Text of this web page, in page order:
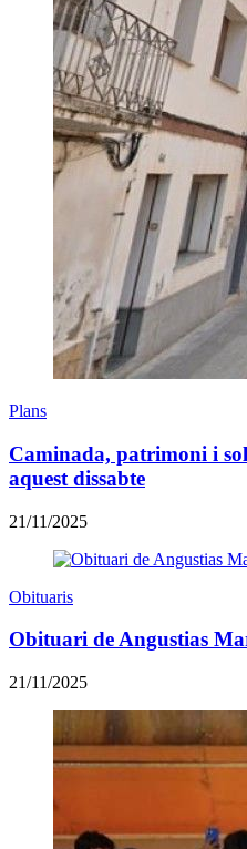
Plans
Caminada, patrimoni i
aquest dissabte
21/11/2025
Obituaris
Obituari de Angustias
21/11/2025